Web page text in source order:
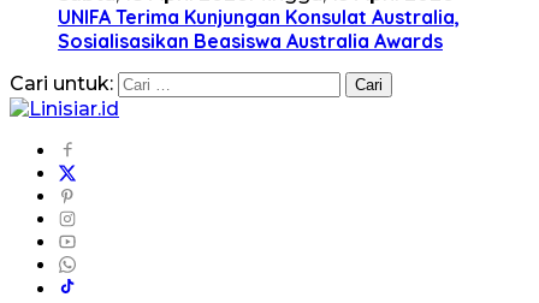
UNIFA Terima Kunjungan Konsulat Australia,
Sosialisasikan Beasiswa Australia Awards
Cari untuk: